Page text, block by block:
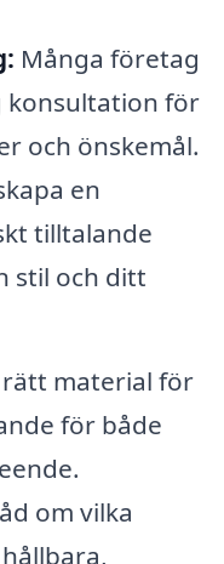
Många företag
konsultation för
och önskemål.
en
tilltalande
stil och ditt
material för
för både
om vilka